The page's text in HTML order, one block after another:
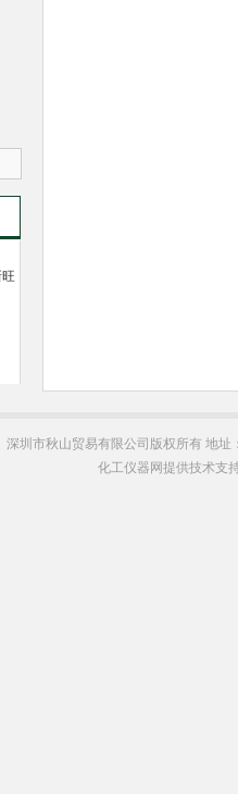
深圳市秋山贸易有限公司版权所有 地址
化工仪器网提供技术支